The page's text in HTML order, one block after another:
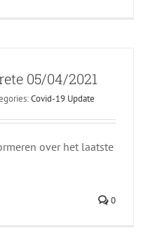
05/04/2021
Covid-19 Update
over het laatste
0
“Grypas”